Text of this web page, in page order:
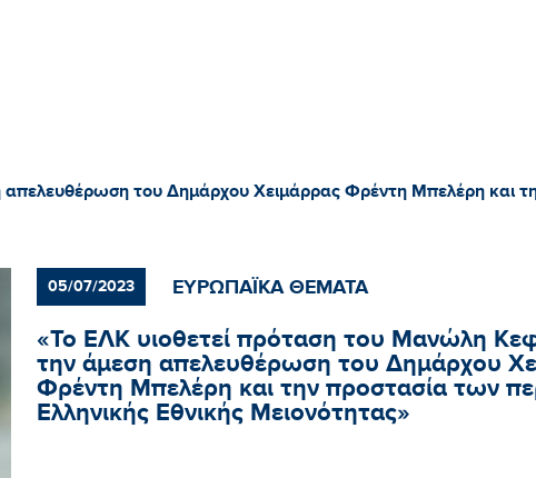
του Δημάρχου Χειμάρρας Φρέντη Μπελέρη και
05/07/2023 ΕΥΡΩΠΑΪΚΑ ΘΕΜΑΤΑ
«Το ΕΛΚ υιοθετεί πρόταση του Μανώλη
την άμεση απελευθέρωση του Δημάρχου
Φρέντη Μπελέρη και την προστασία των
Ελληνικής Εθνικής Μειονότητας»